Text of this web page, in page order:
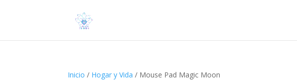
Inicio / Hogar y Vida / Mouse Pad Magic Moon